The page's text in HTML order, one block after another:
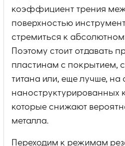
коэффициент трения
поверхностью
стремиться к
Поэтому стоит отдавать
пластинам с покрытием,
титана или, еще лучше, на
наноструктурированных
которые снижают
металла.
Переходим к режимам